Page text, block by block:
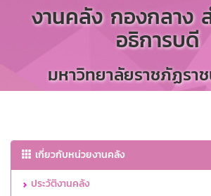
งานคลัง กองกลาง
อธิการบดี
มหาวิทยาลัยราชภัฏรา
เกี่ยวกับหน่วยงานคลัง
ประวัติงานคลัง